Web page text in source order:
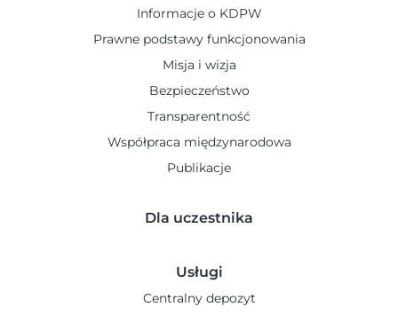
Informacje o KDPW
Prawne podstawy funkcjonowania
Misja i wizja
Bezpieczeństwo
Transparentność
Współpraca międzynarodowa
Publikacje
Dla uczestnika
Usługi
Centralny depozyt